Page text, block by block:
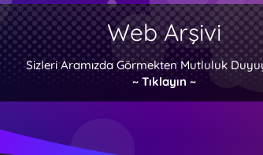
Web Arşivi
Sizleri Aramızda Görmekten Mutluluk
~ Tıklayın ~